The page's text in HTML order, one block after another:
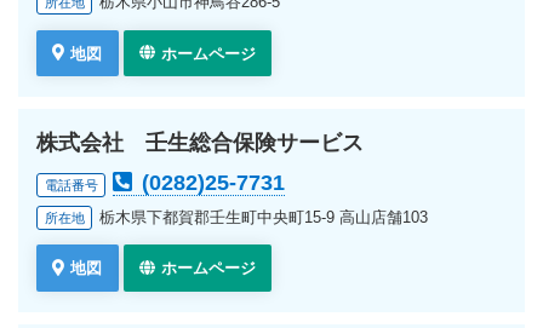
地図 ホームページ
株式会社 壬生総合保険サービス
電話番号 (0282)25-7731
所在地 栃木県下都賀郡壬生町中央町15-9 高山店舗103
地図 ホームページ